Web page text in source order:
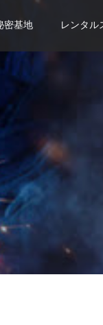
密基地 レンタル